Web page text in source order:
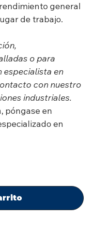
general
de trabajo.
o para
especialista en
con nuestro
industriales.
póngase en
en